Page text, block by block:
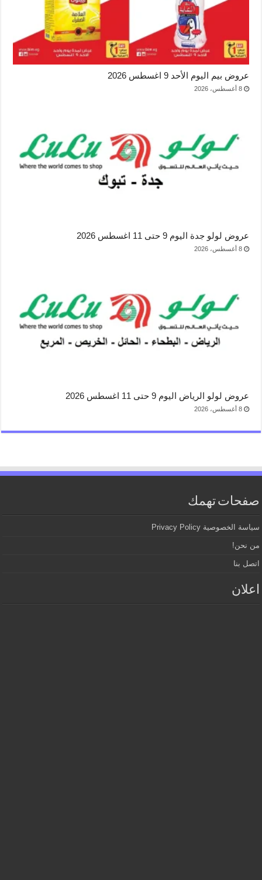
عروض بيم اليوم الأحد 9 اغسطس 2026
8 أغسطس، 2026
عروض لولو جدة اليوم 9 حتى 11 اغسطس 2026
8 أغسطس، 2026
عروض لولو الرياض اليوم 9 حتى 11 اغسطس 2026
8 أغسطس، 2026
صفحات تهمك
سياسة الخصوصية Privacy Policy
من نحن!
اتصل بنا
اعلان